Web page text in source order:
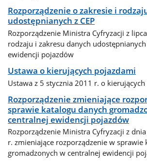
Rozporządzenie o zakresie i
udostępnianych z CEP
Rozporządzenie Ministra Cyfryzacji z
rodzaju i zakresu danych
ewidencji pojazdów
Ustawa o kierujących pojazdami
Ustawa z 5 stycznia 2011 r. o
Rozporządzenie zmieniające
sprawie katalogu danych
centralnej ewidencji pojazdów
Rozporządzenie Ministra Cyfryzacji z
r. zmieniające rozporządzenie w sprawie
gromadzonych w centralnej ewidencji